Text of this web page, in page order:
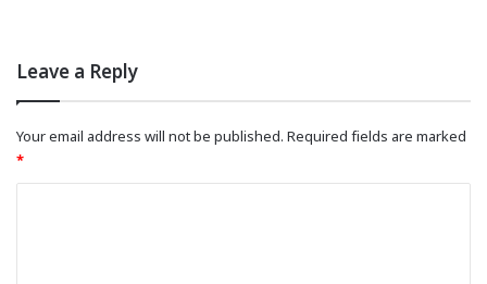
Leave a Reply
Your email address will not be published. Required fields are marked
*